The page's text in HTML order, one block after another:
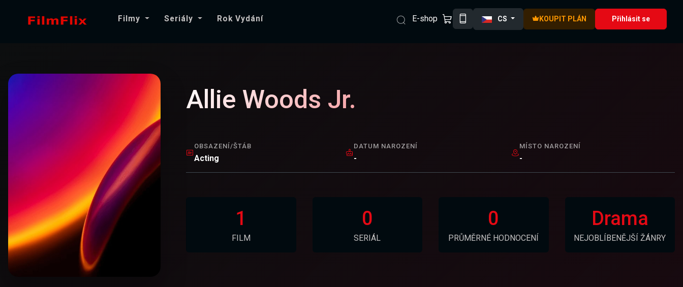
Filmy Seriály Rok Vydání E-shop CS KOUPIT PLÁN Přihlásit se
Allie Woods Jr.
OBSAZENÍ/ŠTÁB
Acting
DATUM NAROZENÍ
-
MÍSTO NAROZENÍ
-
1
FILM
0
SERIÁL
0
PRŮMĚRNÉ HODNOCENÍ
Drama
NEJOBLÍBENĚJŠÍ ŽÁNRY